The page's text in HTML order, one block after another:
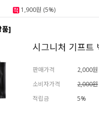
1,900원 (5%)
품]
시그니처 기프트
판매가격
2,000원
소비자가격
2,000원
적립금
5%